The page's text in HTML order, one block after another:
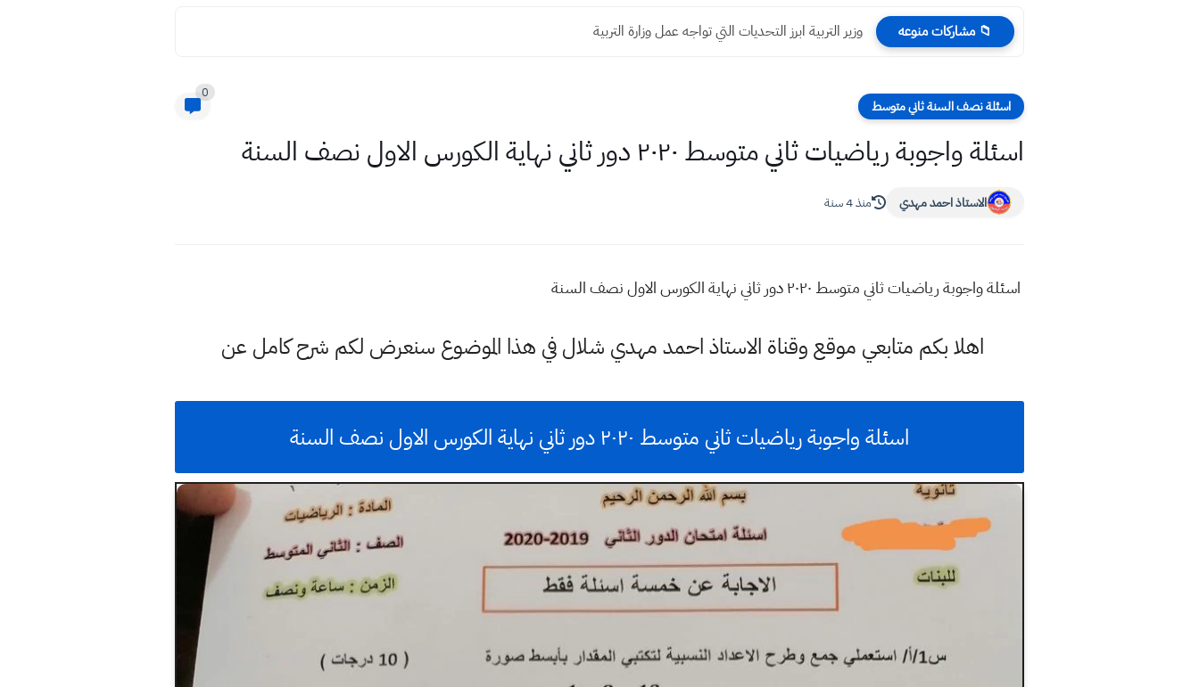
📁 مشاركات منوعه وزير التربية ابرز التحديات التي تواجه عمل وزارة التربية
اسئلة نصف السنة ثاني متوسط
0
اسئلة واجوبة رياضيات ثاني متوسط ٢٠٢٠ دور ثاني نهاية الكورس الاول نصف السنة
الاستاذ احمد مهدي منذ 4 سنة
اسئلة واجوبة رياضيات ثاني متوسط ٢٠٢٠ دور ثاني نهاية الكورس الاول نصف السنة
اهلا بكم متابعي موقع وقناة الاستاذ احمد مهدي شلال في هذا الموضوع سنعرض لكم شرح كامل عن
اسئلة واجوبة رياضيات ثاني متوسط ٢٠٢٠ دور ثاني نهاية الكورس الاول نصف السنة